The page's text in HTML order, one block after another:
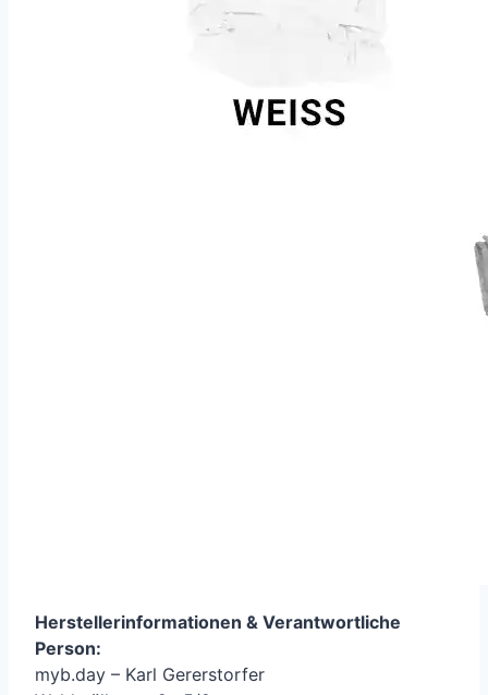
Herstellerinformationen & Verantwortliche
Person:
myb.day – Karl Gererstorfer